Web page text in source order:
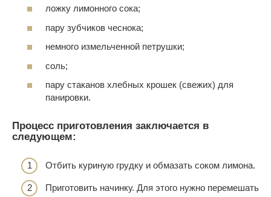
ложку лимонного сока;
пару зубчиков чеснока;
немного измельченной петрушки;
соль;
пару стаканов хлебных крошек (свежих) для
панировки.
Процесс приготовления заключается в
следующем:
Отбить куриную грудку и обмазать соком лимона.
Приготовить начинку. Для этого нужно перемешать